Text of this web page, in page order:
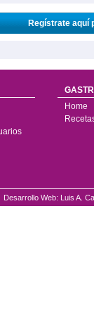
Regístrate aquí
Home
Desarrollo Web: Luis